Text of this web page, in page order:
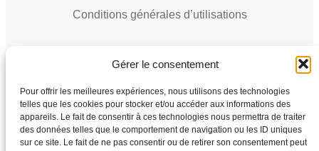
Gérer le consentement
Pour offrir les meilleures expériences, nous utilisons des technologies
telles que les cookies pour stocker et/ou accéder aux informations des
appareils. Le fait de consentir à ces technologies nous permettra de traiter
des données telles que le comportement de navigation ou les ID uniques
sur ce site. Le fait de ne pas consentir ou de retirer son consentement peut
Conditions générales d’utilisations
Actualités récentes
Juin'26
La Ville de Mana informe la population qu’un
Conseil Municipal Extraordinaire se tiendra le
vendredi 5 juin 2026 à partir...